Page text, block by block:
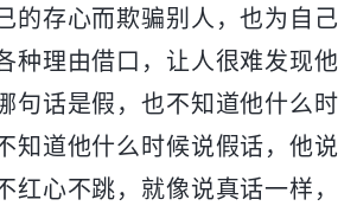
的存心而欺骗别人，也为自己
种理由借口，让人很难发现他
句话是假，也不知道他什么时
知道他什么时候说假话，他说
红心不跳，就像说真话一样，